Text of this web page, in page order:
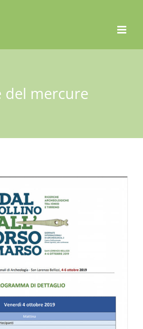
del mercure